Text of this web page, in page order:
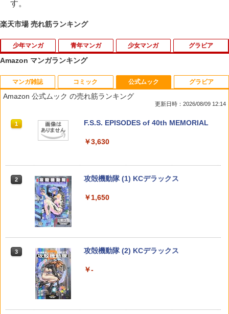
す。
楽天市場 売れ筋ランキング
少年マンガ
1
【送料無料】ONE PIECE 巻113／尾田栄
一郎
健太 ]
ックス） [ 鈴木 祐斗 ]
ス） [ 松井 優征 ]
青年マンガ
1
友達んちの姉ちゃんが怖くていい人 1
（ドラゴンコミックスエイジ） [ ミケヤ
￥924
（1） 【電子書籍】[ ナガノ ]
]
少女マンガ
1
隣の元カレくん 単行本版 1 【電子書籍】
[ ago ]
[ ago ]
[ ago ]
の花嫁候補 5／此林ミサ／扇レンナ
グラビア
1
【特典】GIANNA Plus #10 cover 曽野
舜太（M!LK）(片観音ピンナップ（全チ
￥1,980
over 本田響矢(B4サイズ両面フォトカー
ド)
￥2,200
プ)
￥2,200
Amazon マンガランキング
マンガ雑誌
1
週刊少年サンデー 2026年36・37合併号
週刊少年マガジン 2026年36・37号[202
6年8月5日発売] [雑誌]
COMIC快楽天 2026年 09月号 [雑誌]
コミック
1 ビビビコミック 創刊記念号 ([実用品])
￥1,730
薬屋のひとりごと 17巻 (デジタル版ビッ
グガンガンコミックス)
メイドインアビス (１５) (バンブーコミ
公式ムック
Amazon 公式ムック の売れ筋ランキング
更新日時：2026/08/09 12:14
1 F.S.S. EPISODES of 40th MEMORIAL
￥3,630
2 攻殻機動隊 (1) KCデラックス
￥1,650
3 攻殻機動隊 (2) KCデラックス
￥-
グラビア